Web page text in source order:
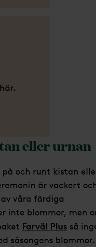
eller urnan
och runt kistan
är vackert
våra färdiga
inte blommor, men
Farväl Plus så
säsongens blommor.